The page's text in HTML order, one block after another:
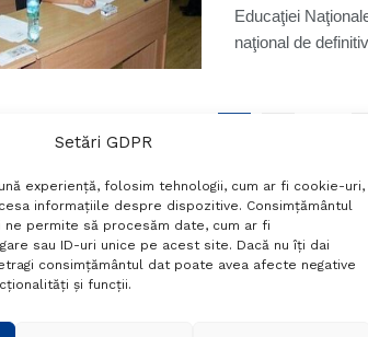
Setări GDPR
experiență, folosim tehnologii, cum ar fi cookie-uri,
informațiile despre dispozitive. Consimțământul
permite să procesăm date, cum ar fi
sau ID-uri unice pe acest site. Dacă nu îți dai
consimțământul dat poate avea afecte negative
și funcții.
Educaţiei
naţional de
Politică de confidențialitate Politica